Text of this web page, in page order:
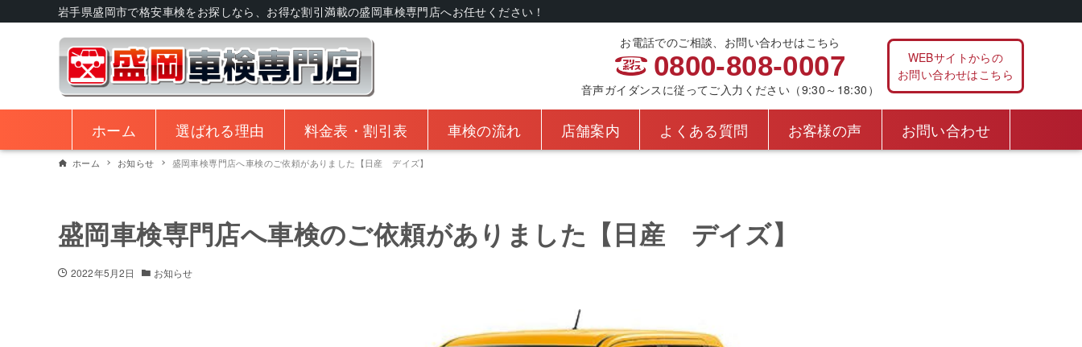
岩手県盛岡市で格安車検をお探しなら、お得な割引満載の盛岡車検専門店へお任せください！
お電話でのご相談、お問い合わせはこちら
0800-808-0007
音声ガイダンスに従ってご入力ください（9:30～18:30）
WEBサイトからの
お問い合わせはこちら
ホーム 選ばれる理由 料金表・割引表 車検の流れ 店舗案内 よくある質問 お客様の声 お問い合わせ
ホーム お知らせ 盛岡車検専門店へ車検のご依頼がありました【日産 デイズ】
盛岡車検専門店へ車検のご依頼がありました【日産 デイズ】
2022年5月2日 お知らせ